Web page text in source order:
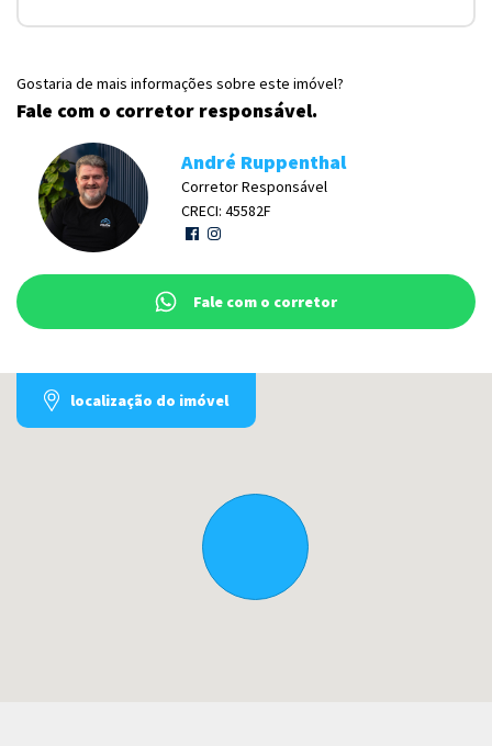
Gostaria de mais informações sobre este imóvel?
Fale com o corretor responsável.
André Ruppenthal
Corretor Responsável
CRECI: 45582F
Fale com o corretor
localização do imóvel